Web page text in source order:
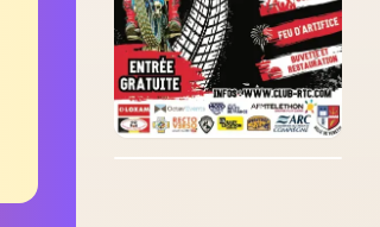
Consultez le dernier
magazine en ligne
Août2026